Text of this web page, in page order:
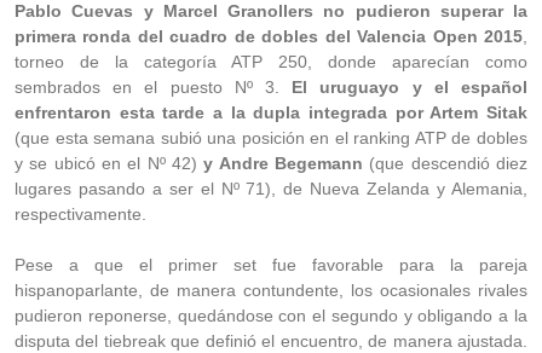
Pablo Cuevas y Marcel Granollers no pudieron superar la
primera ronda del cuadro de dobles del Valencia Open 2015
torneo de la categoría ATP 250, donde aparecían como
sembrados en el puesto Nº 3. El uruguayo y el español
enfrentaron esta tarde a la dupla integrada por Artem Sitak
(que esta semana subió una posición en el ranking ATP de dobles
y se ubicó en el Nº 42)y Andre Begemann (que descendió diez
lugares pasando a ser el Nº 71), de Nueva Zelanda y Alemania,
respectivamente.
Pese a que el primer set fue favorable para la pareja
hispanoparlante, de manera contundente, los ocasionales rivales
pudieron reponerse, quedándose con el segundo y obligando a la
disputa del tiebreak que definió el encuentro, de manera ajustada.